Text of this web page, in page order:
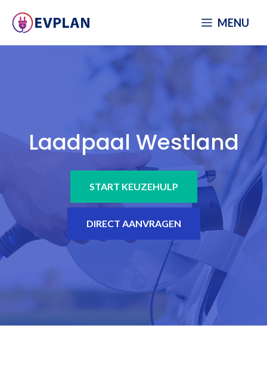
naar
MENU
Laadpaal Westland
START KEUZEHULP
DIRECT AANVRAGEN